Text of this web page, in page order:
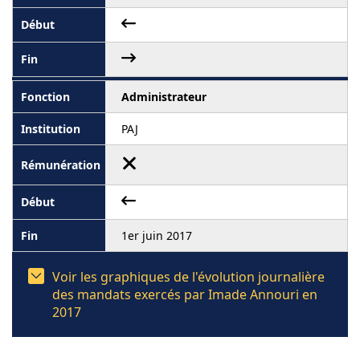
Administrateur
PAJ
1er juin 2017
Voir les graphiques de l'évolution journalière
des mandats exercés par Imade Annouri en
2017